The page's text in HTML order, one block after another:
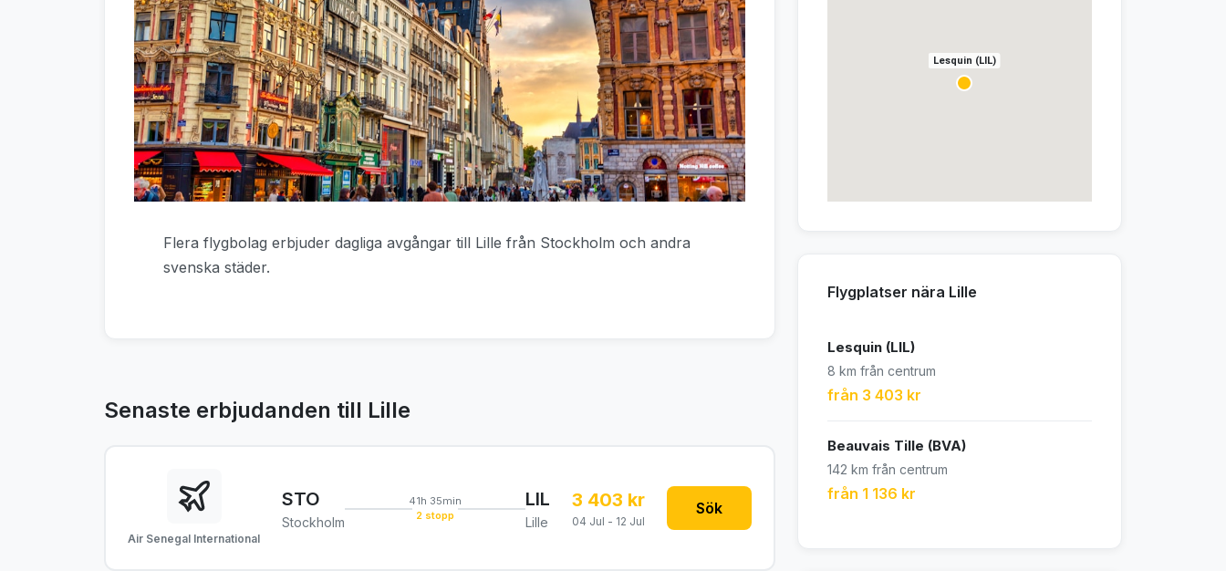
Flera flygbolag erbjuder dagliga avgångar till Lille från Stockholm och andra
svenska städer.
Senaste erbjudanden till Lille
Air Senegal International
STO
Stockholm
41h 35min
2 stopp
LIL
Lille
3 403 kr
04 Jul - 12 Jul
Sök
Lesquin (LIL)
Flygplatser nära Lille
Lesquin (LIL)
8 km från centrum
från 3 403 kr
Beauvais Tille (BVA)
142 km från centrum
från 1 136 kr